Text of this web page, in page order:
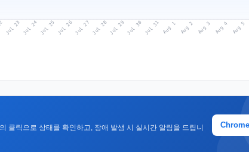
Jul 23 Jul 24 Jul 25 Jul 26Jul 27 Jul 28Jul 29 Jul 30 Jul 31 Aug 1 Aug 2 Aug 3 Aug 4 Aug 5
클릭으로 상태를 확인하고, 장애 발생 시 실시간 알림을 드립니